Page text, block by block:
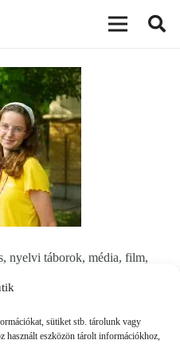
sütiket stb. tárolunk vagy
használt eszközön tárolt információkhoz,
nyelvi táborok, média, film,